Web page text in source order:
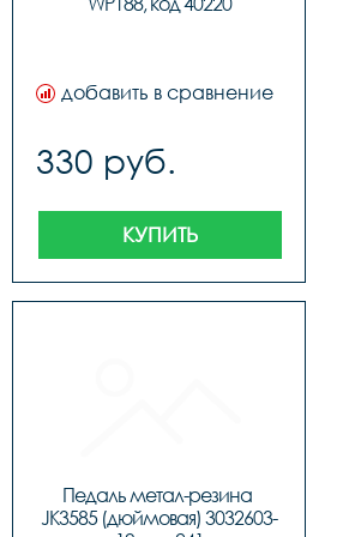
добавить в сравнение
330 руб.
КУПИТЬ
Педаль метал-резина
JK3585 (дюймовая) 3032603-